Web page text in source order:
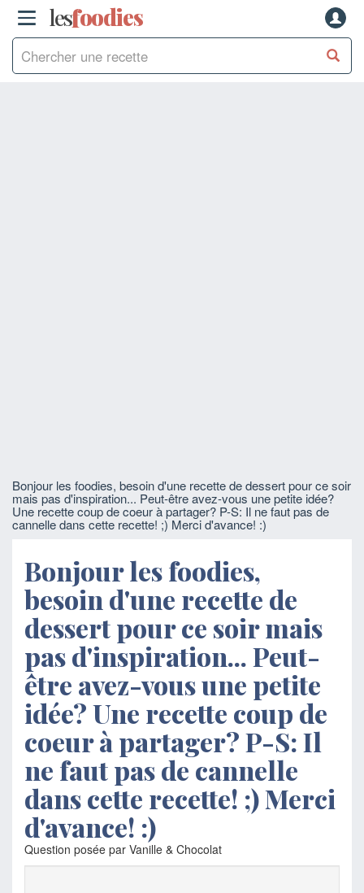
lesfoodies
Bonjour les foodies, besoin d'une recette de dessert pour ce soir
mais pas d'inspiration... Peut-être avez-vous une petite idée?
Une recette coup de coeur à partager? P-S: Il ne faut pas de
cannelle dans cette recette! ;) Merci d'avance! :)
Bonjour les foodies,
besoin d'une recette de
dessert pour ce soir mais
pas d'inspiration... Peut-
être avez-vous une petite
idée? Une recette coup de
coeur à partager? P-S: Il
ne faut pas de cannelle
dans cette recette! ;) Merci
d'avance! :)
Question posée par Vanille & Chocolat